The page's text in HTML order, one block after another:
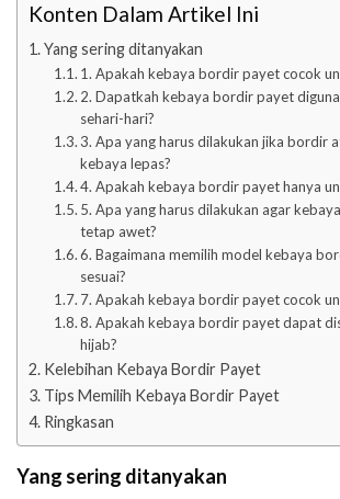
Konten Dalam Artikel Ini
Yang sering ditanyakan
1. Apakah kebaya bordir payet cocok
2. Dapatkah kebaya bordir payet
sehari-hari?
3. Apa yang harus dilakukan jika bordir
kebaya lepas?
4. Apakah kebaya bordir payet hanya
5. Apa yang harus dilakukan agar
tetap awet?
6. Bagaimana memilih model kebaya
sesuai?
7. Apakah kebaya bordir payet cocok
8. Apakah kebaya bordir payet dapat
hijab?
Kelebihan Kebaya Bordir Payet
Tips Memilih Kebaya Bordir Payet
Ringkasan
Yang sering ditanyakan